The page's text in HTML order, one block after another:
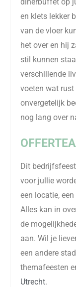
en klets lekker
van de vloer
het over en hij
stil kunnen
verschillende
voeten wat rust
onvergetelijk
nog lang over
Dit
voor jullie
een locatie,
Alles kan in
de
aan. Wil je
een andere
themafeesten
Utrecht.